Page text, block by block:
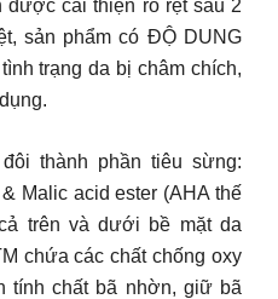
được cải thiện rõ rệt sau 2
sản phẩm có ĐỘ DUNG
trạng da bị châm chích,
thành phần tiêu sừng:
Malic acid ester (AHA thế
trên và dưới bề mặt da
chứa các chất chống oxy
tính chất bã nhờn, giữ bã